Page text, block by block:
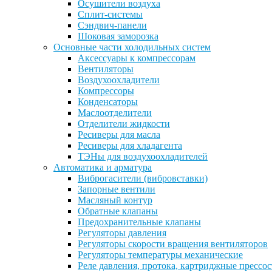
Осушители воздуха
Сплит-системы
Сэндвич-панели
Шоковая заморозка
Основные части холодильных систем
Аксессуары к компрессорам
Вентиляторы
Воздухоохладители
Компрессоры
Конденсаторы
Маслоотделители
Отделители жидкости
Ресиверы для масла
Ресиверы для хладагента
ТЭНы для воздухоохладителей
Автоматика и арматура
Виброгасители (вибровставки)
Запорные вентили
Масляный контур
Обратные клапаны
Предохранительные клапаны
Регуляторы давления
Регуляторы скорости вращения вентиляторов
Регуляторы температуры механические
Реле давления, протока, картриджные